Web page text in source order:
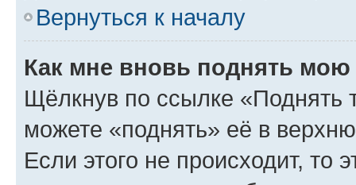
Вернуться к началу
Как мне вновь поднять мою
Щёлкнув по ссылке «Поднять
можете «поднять» её в
Если этого не происходит, то